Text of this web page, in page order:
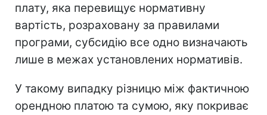
плату, яка перевищує нормативну
вартість, розраховану за правилами
програми, субсидію все одно визначають
лише в межах установлених нормативів.
У такому випадку різницю між фактичною
орендною платою та сумою, яку покриває